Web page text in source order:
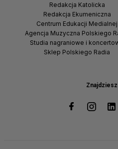
Znajdziesz
Redakcja Katolicka
Redakcja Ekumeniczna
Centrum Edukacji Medialnej
Agencja Muzyczna Polskiego
Studia nagraniowe i
Sklep Polskiego Radia